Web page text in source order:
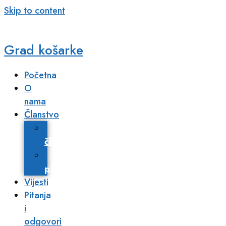
Skip to content
Grad košarke
Početna
O
nama
Članstvo
član
partneri​
Vijesti
Pitanja
i
odgovori